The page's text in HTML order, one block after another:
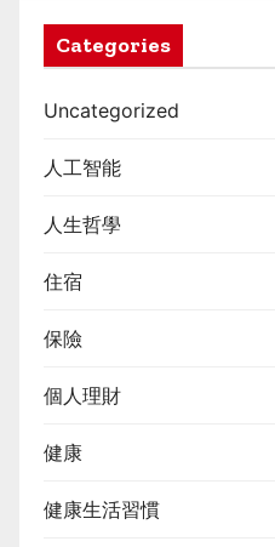
Categories
Uncategorized
人工智能
人生哲學
住宿
保險
個人理財
健康
健康生活習慣